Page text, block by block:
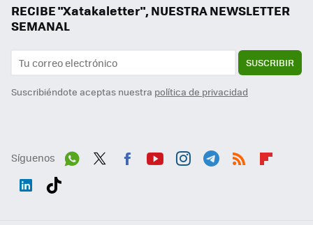
RECIBE "Xatakaletter", NUESTRA NEWSLETTER
SEMANAL
SUSCRIBIR
Suscribiéndote aceptas nuestra política de privacidad
Síguenos